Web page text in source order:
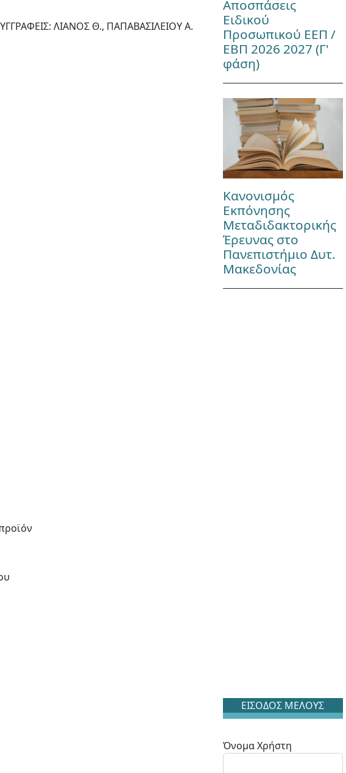
ΛΙΑΝΟΣ Θ., ΠΑΠΑΒΑΣΙΛEΙΟΥ Α.
Αποσπάσεις
Ειδικού
Προσωπικού ΕΕΠ /
ΕΒΠ 2026 2027 (Γ'
φάση)
Κανονισμός
Εκπόνησης
Μεταδιδακτορικής
Έρευνας στο
Πανεπιστήμιο Δυτ.
Μακεδονίας
ΕΙΣΟΔΟΣ ΜΕΛΟΥΣ
Όνομα Χρήστη